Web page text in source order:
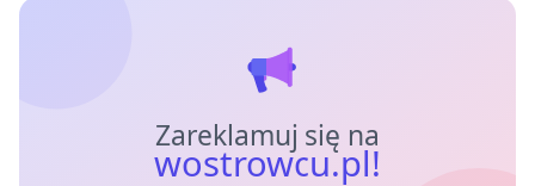
Zareklamuj się na
wostrowcu.pl!